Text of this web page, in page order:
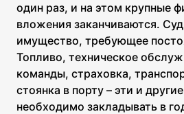
один раз, и на этом крупные
вложения заканчиваются.
имущество, требующее
Топливо, техническое
команды, страховка,
стоянка в порту – эти и
необходимо закладывать в